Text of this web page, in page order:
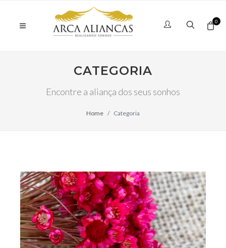
0
CATEGORIA
Encontre a aliança dos seus sonhos
Home Categoria